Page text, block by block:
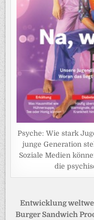
Psyche: Wie stark
junge Generation
Soziale Medien
die
Entwicklung
Burger Sandwich